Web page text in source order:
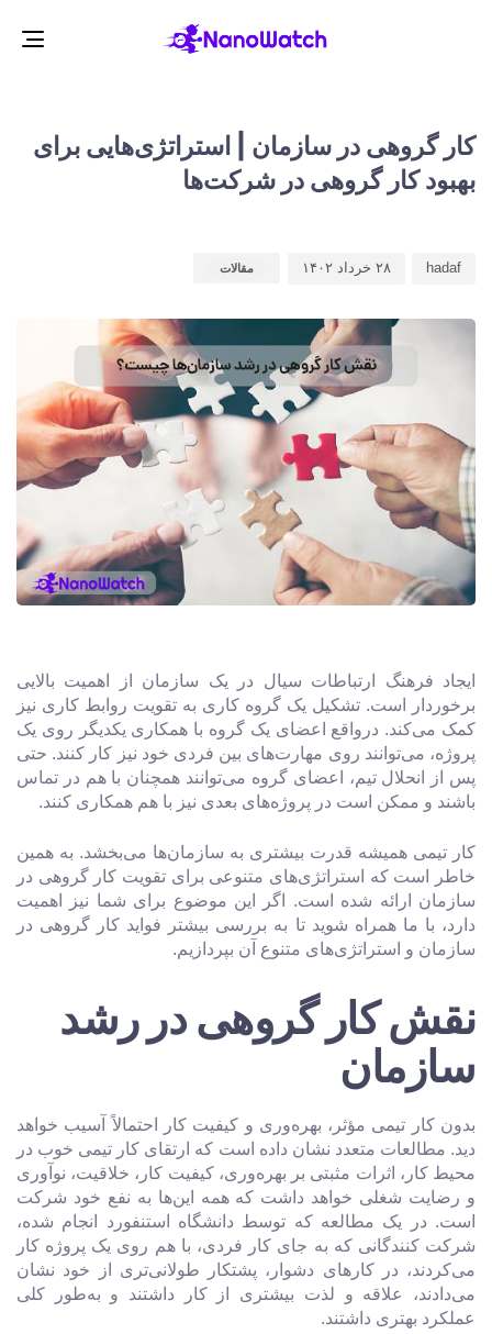
کار گروهی در سازمان | استراتژی‌هایی برای
بهبود کار گروهی در شرکت‌ها
hadaf ۲۸ خرداد ۱۴۰۲ مقالات
ایجاد فرهنگ ارتباطات سیال در یک سازمان از اهمیت بالایی
برخوردار است. تشکیل یک گروه کاری به تقویت روابط کاری نیز
کمک می‌کند. درواقع اعضای یک گروه با همکاری یکدیگر روی یک
پروژه، می‌توانند روی مهارت‌های بین فردی خود نیز کار کنند. حتی
پس از انحلال تیم، اعضای گروه می‌توانند همچنان با هم در تماس
باشند و ممکن است در پروژه‌های بعدی نیز با هم همکاری کنند.
کار تیمی همیشه قدرت بیشتری به سازمان‌ها می‌بخشد. به همین
خاطر است که استراتژی‌های متنوعی برای تقویت کار گروهی در
سازمان ارائه شده است. اگر این موضوع برای شما نیز اهمیت
دارد، با ما همراه شوید تا به بررسی بیشتر فواید کار گروهی در
سازمان و استراتژی‌های متنوع آن بپردازیم.
نقش کار گروهی در رشد
سازمان
بدون کار تیمی مؤثر، بهره‌وری و کیفیت کار احتمالاً آسیب خواهد
دید. مطالعات متعدد نشان داده است که ارتقای کار تیمی خوب در
محیط کار، اثرات مثبتی بر بهره‌وری، کیفیت کار، خلاقیت، نوآوری
و رضایت شغلی خواهد داشت که همه این‌ها به نفع خود شرکت
است. در یک مطالعه که توسط دانشگاه استنفورد انجام شده،
شرکت کنندگانی که به جای کار فردی، با هم روی یک پروژه کار
می‌کردند، در کارهای دشوار، پشتکار طولانی‌تری از خود نشان
می‌دادند، علاقه و لذت بیشتری از کار داشتند و به‌طور کلی
عملکرد بهتری داشتند.